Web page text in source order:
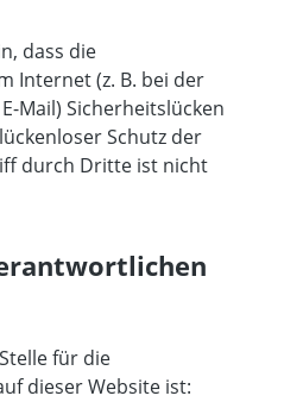
dass die
Internet (z. B. bei der
Mail) Sicherheitslücken
Schutz der
durch Dritte ist nicht
für die
dieser Website ist: